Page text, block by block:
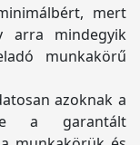
mert
arra mindegyik
munkakörű
azoknak a
a garantált